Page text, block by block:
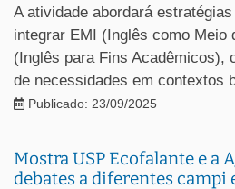
A atividade abordará
integrar EMI (Inglês como Meio
(Inglês para Fins Acadêmicos),
de necessidades em contextos
Publicado: 23/09/2025
Mostra USP Ecofalante e a
debates a diferentes campi